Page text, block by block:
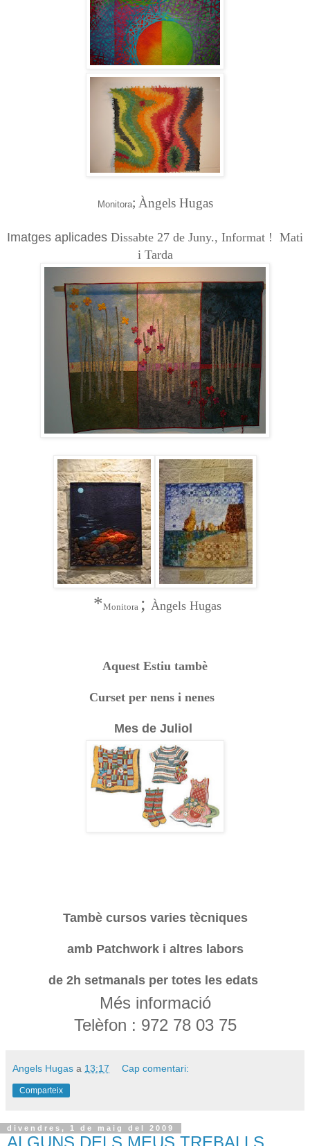
Monitora; Àngels Hugas
Imatges aplicades Dissabte 27 de Juny., Informat ! Mati
i Tarda
*Monitora ; Àngels Hugas
Aquest Estiu tambè
Curset per nens i nenes
Mes de Juliol
Tambè cursos varies tècniques
amb Patchwork i altres labors
de 2h setmanals per totes les edats
Més informació
Telèfon : 972 78 03 75
Angels Hugas a 13:17 Cap comentari:
Comparteix
divendres, 1 de maig del 2009
ALGUNS DELS MEUS TREBALLS